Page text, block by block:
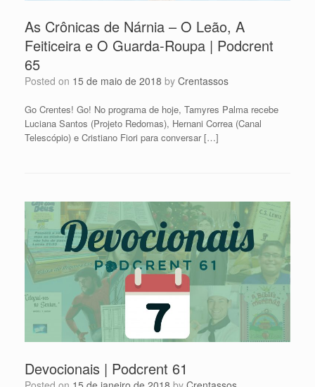
As Crônicas de Nárnia – O Leão, A
Feiticeira e O Guarda-Roupa | Podcrent
65
Posted on 15 de maio de 2018 by Crentassos
Go Crentes! Go! No programa de hoje, Tamyres Palma recebe
Luciana Santos (Projeto Redomas), Hernani Correa (Canal
Telescópio) e Cristiano Fiori para conversar […]
Devocionais | Podcrent 61